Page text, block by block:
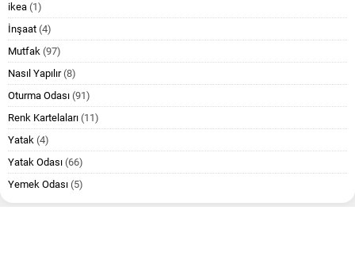
ikea (1)
İnşaat (4)
Mutfak (97)
Nasıl Yapılır(8)
Oturma Odası (91)
Renk Kartelaları (11)
Yatak (4)
Yatak Odası (66)
Yemek Odası (5)